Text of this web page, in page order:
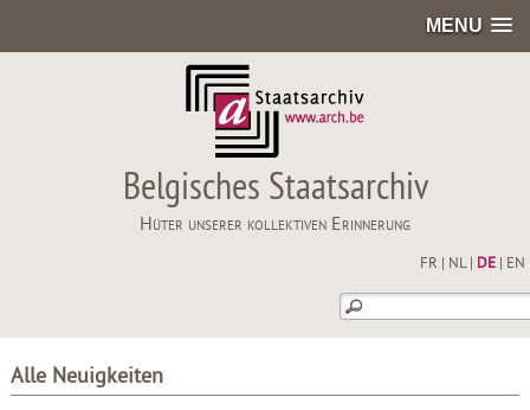
MENU
Belgisches Staatsarchiv
Hüter unserer kollektiven Erinnerung
FR NL| DE| EN
Alle Neuigkeiten